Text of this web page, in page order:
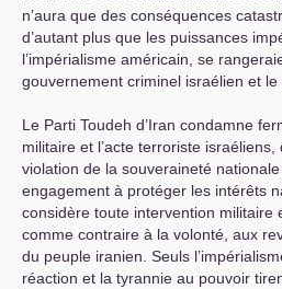
n’aura que des conséquences
d’autant plus que les puissances
l’impérialisme américain, se
gouvernement criminel israélien et le
Le Parti Toudeh d’Iran condamne
militaire et l’acte terroriste
violation de la souveraineté
engagement à protéger les intérêts
considère toute intervention militaire
comme contraire à la volonté, aux
du peuple iranien. Seuls
réaction et la tyrannie au pouvoir